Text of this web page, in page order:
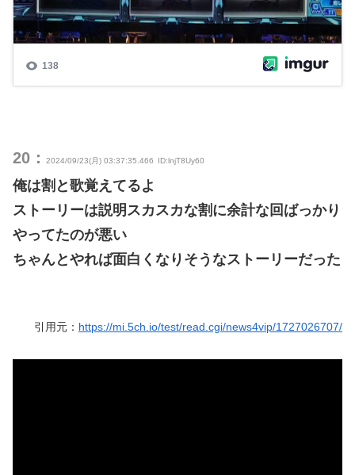
20： 2024/09/23(月) 03:37:35.466 ID:lnjT8Uy60
俺は割と歌覚えてるよ
ストーリーは説明スカスカな割に余計な回ばっかり
やってたのが悪い
ちゃんとやれば面白くなりそうなストーリーだった
引用元： https://mi.5ch.io/test/read.cgi/news4vip/1727026707/